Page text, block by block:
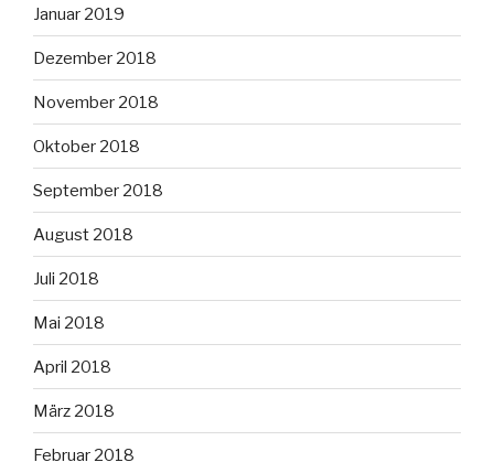
Januar 2019
Dezember 2018
November 2018
Oktober 2018
September 2018
August 2018
Juli 2018
Mai 2018
April 2018
März 2018
Februar 2018